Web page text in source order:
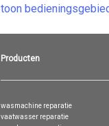
toon
Producten
wasmachine reparatie
vaatwasser reparatie